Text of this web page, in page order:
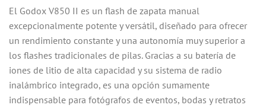
El Godox V850 II es un flash de zapata manual
excepcionalmente potente y versátil, diseñado para ofrecer
un rendimiento constante y una autonomía muy superior a
los flashes tradicionales de pilas. Gracias a su batería de
iones de litio de alta capacidad y su sistema de radio
inalámbrico integrado, es una opción sumamente
indispensable para fotógrafos de eventos, bodas y retratos